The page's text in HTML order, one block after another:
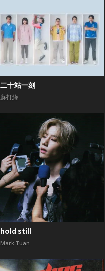
二十站一刻
蘇打綠
hold still
Mark Tuan